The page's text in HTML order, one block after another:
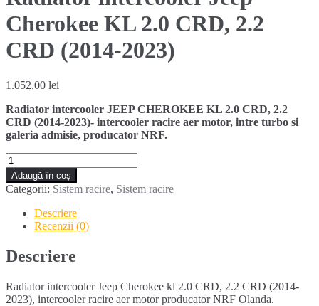
Cherokee KL 2.0 CRD, 2.2
CRD (2014-2023)
1.052,00 lei
Radiator intercooler JEEP CHEROKEE KL 2.0 CRD, 2.2
CRD (2014-2023)- intercooler racire aer motor, intre turbo si
galeria admisie, producator NRF.
Cantitate
Radiator
intercooler
Jeep
Cherokee
CRD,
2.2
(2014-
2023)
Adaugă în coș
Categorii: Sistem racire, Sistem racire
Descriere
Recenzii (0)
Descriere
Radiator intercooler Jeep Cherokee kl 2.0 CRD, 2.2 CRD (2014-
2023), intercooler racire aer motor producator NRF Olanda.